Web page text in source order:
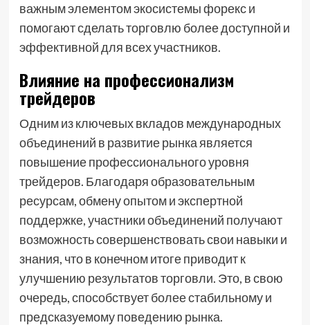
важным элементом экосистемы форекс и
помогают сделать торговлю более доступной и
эффективной для всех участников.
Влияние на профессионализм
трейдеров
Одним из ключевых вкладов международных
объединений в развитие рынка является
повышение профессионального уровня
трейдеров. Благодаря образовательным
ресурсам, обмену опытом и экспертной
поддержке, участники объединений получают
возможность совершенствовать свои навыки и
знания, что в конечном итоге приводит к
улучшению результатов торговли. Это, в свою
очередь, способствует более стабильному и
предсказуемому поведению рынка.